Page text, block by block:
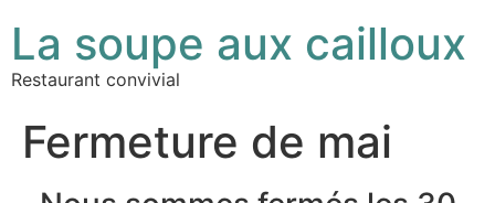
La soupe aux cailloux
Restaurant convivial
Fermeture de mai